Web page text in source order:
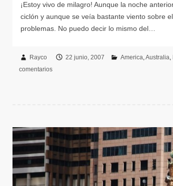
Rayco 22 junio, 2007 America Australia
comentarios